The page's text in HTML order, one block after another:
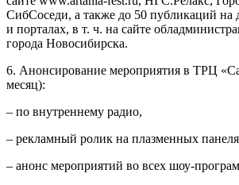
СибСоседи, а также до 50 публикаций на
и порталах, в т. ч. на сайте
города Новосибирска.
6. Анонсирование мероприятия в ТРЦ
месяц):
– по внутреннему радио,
– рекламный ролик на плазменных
– анонс мероприятий во всех шоу-